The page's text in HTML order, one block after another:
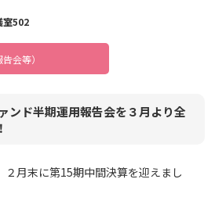
502
告会等）
ンド半期運用報告会を３月より全
月末に第15期中間決算を迎えまし